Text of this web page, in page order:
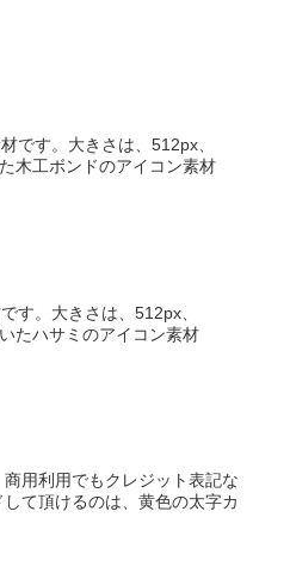
です。大きさは、512px、
木工ボンドのアイコン素材
す。大きさは、512px、
たハサミのアイコン素材
用利用でもクレジット表記な
て頂けるのは、黄色の太字カ